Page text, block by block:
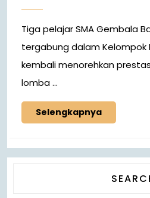
Tiga pelajar SMA Gembala
tergabung dalam Kelompok
kembali menorehkan
lomba ...
Selengkapnya